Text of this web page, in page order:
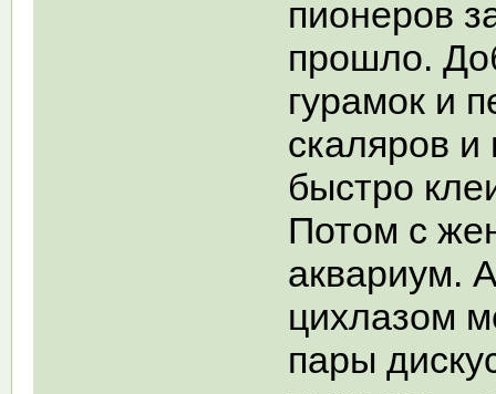
пионеров
прошло.
гурамок и
скаляров и
быстро
Потом с
аквариум.
цихлазом
пары